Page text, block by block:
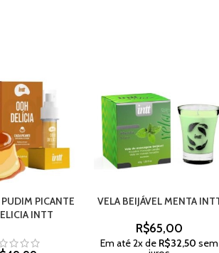
PICANTE
INTT
VELA BEIJÁVEL MENTA
R$65,00
Em até2x de R$32,50 sem